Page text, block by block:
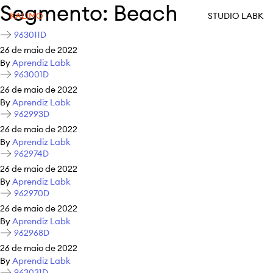
KALIMO STUDIO LABK
Segmento: Beach
963011D
26 de maio de 2022
ByAprendiz Labk
963001D
26 de maio de 2022
ByAprendiz Labk
962993D
26 de maio de 2022
ByAprendiz Labk
962974D
26 de maio de 2022
ByAprendiz Labk
962970D
26 de maio de 2022
ByAprendiz Labk
962968D
26 de maio de 2022
ByAprendiz Labk